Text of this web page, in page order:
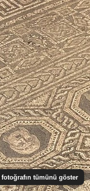
fotoğrafın tümünü göster